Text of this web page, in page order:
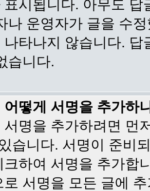
표시됩니다. 아무도
나 운영자가 글을 수
나타나지 않습니다.
습니다.
어떻게 서명을 추가하
서명을 추가하려면 먼
습니다. 서명이 준비
크하여 서명을 추가합
로 서명을 모든 글에